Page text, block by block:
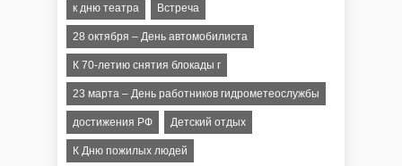
к дню театра Встреча
28 октября – День автомобилиста
К 70-летию снятия блокады г
23 марта – День работников гидрометеослужбы
достижения РФ Детский отдых
К Дню пожилых людей